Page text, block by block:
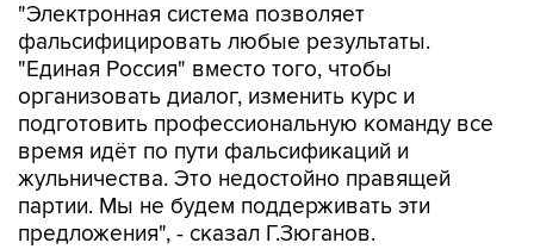
"Электронная система позволяет
фальсифицировать любые результаты.
"Единая Россия" вместо того, чтобы
организовать диалог, изменить курс и
подготовить профессиональную команду все
время идёт по пути фальсификаций и
жульничества. Это недостойно правящей
партии. Мы не будем поддерживать эти
предложения", - сказал Г.Зюганов.